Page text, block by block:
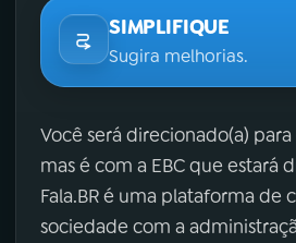
SIMPLIFIQUE
Sugira melhorias.
Você será direcionado(a) para
mas é com a EBC que estará
Fala.BR é uma plataforma de
sociedade com a